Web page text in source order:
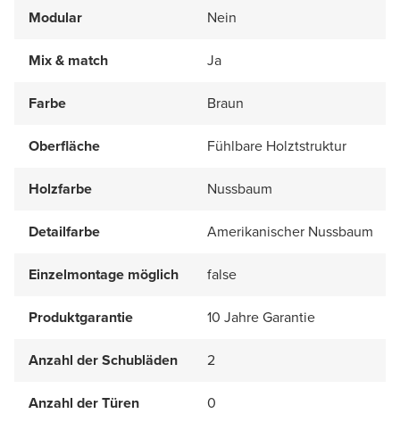
Modular Nein
Mix & match Ja
Farbe Braun
Oberfläche Fühlbare Holztstruktur
Holzfarbe Nussbaum
Detailfarbe Amerikanischer Nussbaum
Einzelmontage möglich false
Produktgarantie 10 Jahre Garantie
Anzahl der Schubläden 2
Anzahl der Türen 0